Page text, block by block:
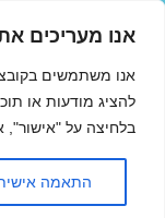
אנו מעריכים
אנו משתמשים
להציג מודעות או
בלחיצה על "אישור",
התאמה
טיסות
בספטמבר 05/09/